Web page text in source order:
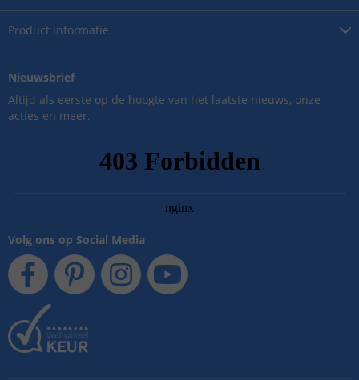
Product informatie
Nieuwsbrief
Altijd als eerste op de hoogte van het laatste nieuws, onze
acties en meer.
Volg ons op Social Media